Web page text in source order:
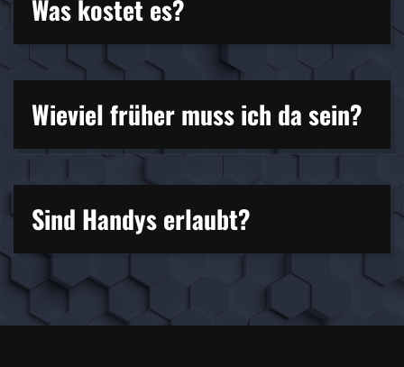
Was kostet es?
Wieviel früher muss ich da sein?
Sind Handys erlaubt?